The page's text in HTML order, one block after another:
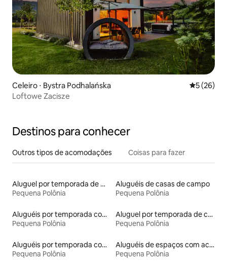
Celeiro ⋅ Bystra Podhalańska 5 de uma
5 (26)
Loftowe Zacisze
Destinos para conhecer
Outros tipos de acomodações Coisas para fazer
Aluguel por temporada de microcasas
Pequena Polônia
Aluguéis de casas de campo
Pequena Polônia
Aluguéis por temporada com café da manhã
Pequena Polônia
Aluguel por temporada de casas arredondadas
Pequena Polônia
Aluguéis por temporada com banheira de hidromassagem
Pequena Polônia
Aluguéis de espaços com acesso direto a pistas de esqui
Pequena Polônia